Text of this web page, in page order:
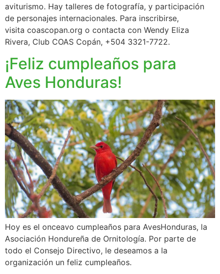
aviturismo. Hay talleres de fotografía, y participación
de personajes internacionales. Para inscribirse,
visita coascopan.org o contacta con Wendy Eliza
Rivera, Club COAS Copán, +504 3321-7722.
¡Feliz cumpleaños para
Aves Honduras!
Hoy es el onceavo cumpleaños para AvesHonduras, la
Asociación Hondureña de Ornitología. Por parte de
todo el Consejo Directivo, le deseamos a la
organización un feliz cumpleaños.